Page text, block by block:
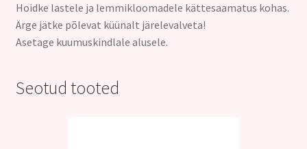
Hoidke lastele ja lemmikloomadele kättesaamatus kohas.
Ärge jätke põlevat küünalt järelevalveta!
Asetage kuumuskindlale alusele.
Seotud tooted